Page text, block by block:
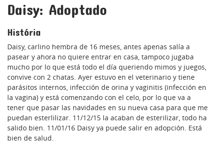
Daisy: Adoptado
História
Daisy, carlino hembra de 16 meses, antes apenas salía a
pasear y ahora no quiere entrar en casa, tampoco jugaba
mucho por lo que está todo el día queriendo mimos y juegos,
convive con 2 chatas. Ayer estuvo en el veterinario y tiene
parásitos internos, infección de orina y vaginitis (infección en
la vagina) y está comenzando con el celo, por lo que va a
tener que pasar las navidades en su nueva casa para que me
puedan esterlilizar. 11/12/15 la acaban de esterilizar, todo ha
salido bien. 11/01/16 Daisy ya puede salir en adopción. Está
bien de salud.